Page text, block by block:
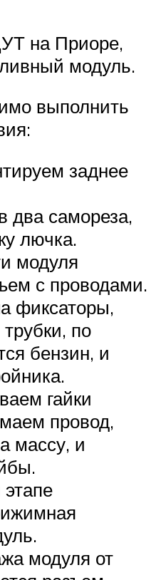
на Приоре,
модуль.
выполнить
заднее
два самореза,
лючка.
модуля
с проводами.
фиксаторы,
по
бензин, и
гайки
провод,
массу, и
модуля от